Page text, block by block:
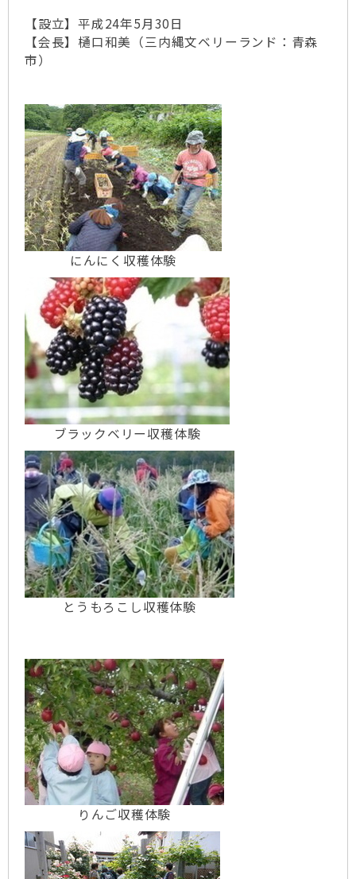
R7.7.14更新【R7年7月13日開園しました】そ
よ風ベリーハウス 「ブルーべリー狩り」(蓬田
村)
ム）
R7.6.26更新【R7年7月19日開園します】三内
縄文ベリーランド 「ブラックベリー狩り」
R7.6.12更新 【御参加ありがとうございまし
た】「農家の庭のバラ鑑賞とリースづくり」
（青森市 蔓工房）
R7.5.27更新6月22日(日）、29日(日)開催
「にんにく収穫体験」 参加者募集！
NewR7.5.27更新【農家民宿＆農家レストラ
ン】種八農園（平内町）更新しました
R7.5.27更新6月7日(土)開催 「農家の庭のバ
ラ鑑賞とリースづくり」参加者募集！
R6.11.27更新【ご参加ありがとうございまし
た】ドライフラワーでクリスマスリースと正月
飾りづくり 青森市「蔓工房」
R6.11.25更新【ご参加ありがとうございまし
た】旬の野菜収穫体験 青森市「小泉農園」
R6.11.8更新【参加者募集！】旬の野菜収穫体
験 青森市「小泉農園」
R6.11.8更新【参加者募集！】ドライフラワー
でクリスマスリースと正月飾りづくり 青森市
「蔓工房」
R6.10.9更新 「荒馬の里ぶどう園（今別町）ぶ
た】にんにく植え付け体験 青森市「清水ファ
ーム」
R6.9. 11更新【農家民宿＆農家レストラン】種
八農園（平内町）更新しました。
R6.9.9更新【参加者募集！】にんにく植え付け
体験 青森市「清水ファーム」
R6.9.9更新【ご参加ありがとうございました】
「観光農園三内・ブラックベリー狩り」終了し
ました
R6.8.19更新「青森観光りんご園」りんご狩り
【設立】平成24年5月30日
【会長】樋口和美（三内縄文ベリーランド：青森
市）
にんにく収穫体験
ブラックベリー収穫体験
とうもろこし収穫体験
りんご収穫体験